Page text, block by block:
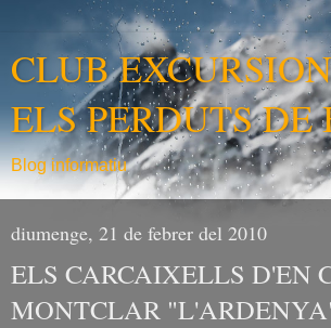
CLUB
ELS PERDUTS DE
Blog informatiu
diumenge, 21 de febrer del 2010
ELS CARCAIXELLS D'EN
MONTCLAR